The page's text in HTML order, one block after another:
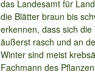
das Landesamt für
die Blätter braun bis
erkennen, dass sich
äußerst rasch und an
Winter sind meist
Fachmann des